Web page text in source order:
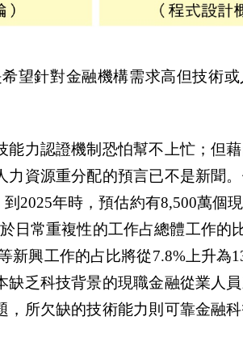
望針對金融機構需求高但技術
力認證機制恐怕幫不上忙；但
資源重分配的預言已不是新聞
2025年時，預估約有8,500萬個
日常重複性的工作占總體工作的
新興工作的占比將從7.8%上升為
乏科技背景的現職金融從業人
所欠缺的技術能力則可靠金融